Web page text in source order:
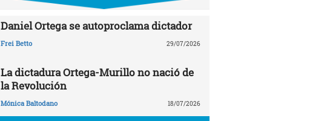
Daniel Ortega se autoproclama dictador
Frei Betto 29/07/2026
La dictadura Ortega-Murillo no nació de
la Revolución
Mónica Baltodano 18/07/2026